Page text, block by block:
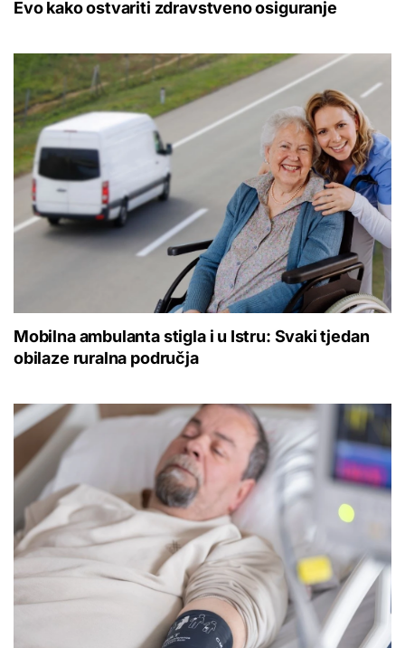
Evo kako ostvariti zdravstveno osiguranje
Mobilna ambulanta stigla i u Istru: Svaki tjedan
obilaze ruralna područja